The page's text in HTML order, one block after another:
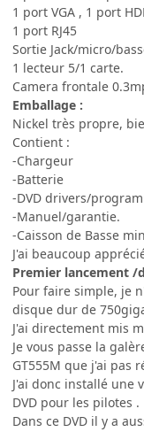
1 port VGA , 1 port
1 port RJ45
Sortie Jack/micro/
1 lecteur 5/1 carte.
Camera frontale
Emballage :
Nickel très propre,
Contient :
-Chargeur
-Batterie
-DVD drivers/
-Manuel/garantie.
-Caisson de Basse
J'ai beaucoup
Premier lancement /
Pour faire simple, je
disque dur de
J'ai directement mis
Je vous passe la
GT555M que j'ai pas
J'ai donc installé une
DVD pour les pilotes .
Dans ce DVD il y a